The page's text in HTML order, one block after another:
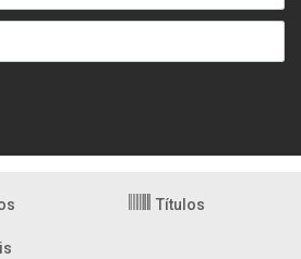
Títulos